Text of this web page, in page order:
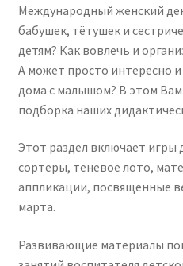
Международный женский
бабушек, тётушек и
детям? Как вовлечь и
А может просто интересно
дома с малышом? В этом
подборка наших
Этот раздел включает игры
сортеры, теневое лото,
аппликации, посвященные
марта.
Развивающие материалы